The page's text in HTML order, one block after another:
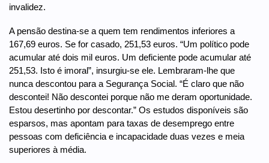
invalidez.
A pensão destina-se a quem tem rendimentos inferiores a
167,69 euros. Se for casado, 251,53 euros. “Um político pode
acumular até dois mil euros. Um deficiente pode acumular até
251,53. Isto é imoral”, insurgiu-se ele. Lembraram-lhe que
nunca descontou para a Segurança Social. “É claro que não
descontei! Não descontei porque não me deram oportunidade.
Estou desertinho por descontar.” Os estudos disponíveis são
esparsos, mas apontam para taxas de desemprego entre
pessoas com deficiência e incapacidade duas vezes e meia
superiores à média.